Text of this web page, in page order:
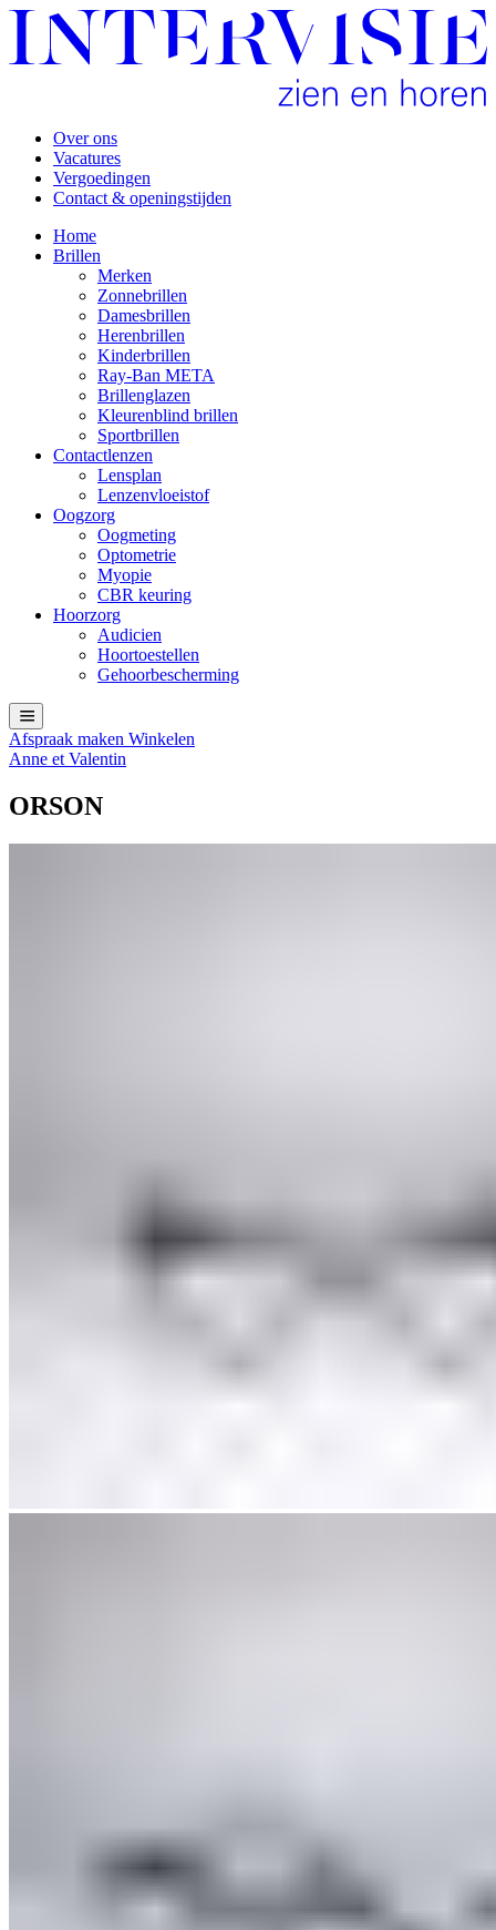
Over ons
Vacatures
Vergoedingen
Contact & openingstijden
Home
Brillen
Merken
Zonnebrillen
Damesbrillen
Herenbrillen
Kinderbrillen
Ray-Ban META
Brillenglazen
Kleurenblind brillen
Sportbrillen
Contactlenzen
Lensplan
Lenzenvloeistof
Oogzorg
Oogmeting
Optometrie
Myopie
CBR keuring
Hoorzorg
Audicien
Hoortoestellen
Gehoorbescherming
Afspraak maken Winkelen
Anne et Valentin
ORSON